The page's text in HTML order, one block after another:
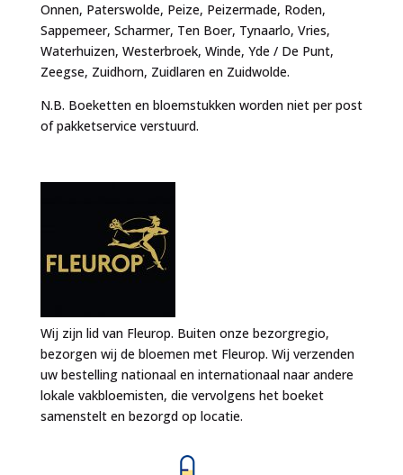
Onnen, Paterswolde, Peize, Peizermade, Roden,
Sappemeer, Scharmer, Ten Boer, Tynaarlo, Vries,
Waterhuizen, Westerbroek, Winde, Yde / De Punt,
Zeegse, Zuidhorn, Zuidlaren en Zuidwolde.
N.B. Boeketten en bloemstukken worden niet per post
of pakketservice verstuurd.
Wij zijn lid van Fleurop. Buiten onze bezorgregio,
bezorgen wij de bloemen met Fleurop. Wij verzenden
uw bestelling nationaal en internationaal naar andere
lokale vakbloemisten, die vervolgens het boeket
samenstelt en bezorgd op locatie.